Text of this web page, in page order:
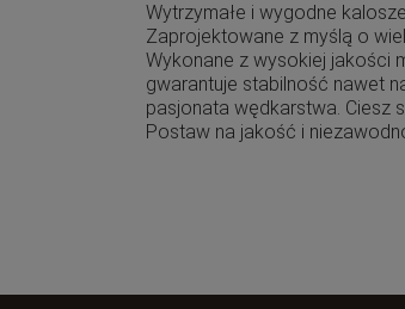
Wytrzymałe i wygodne
Zaprojektowane z myślą o
Wykonane z wysokiej jakości
gwarantuje stabilność nawet
pasjonata wędkarstwa. Ciesz
Postaw na jakość i